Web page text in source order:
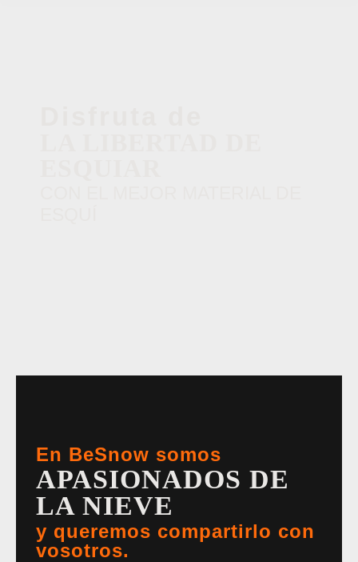
En BeSnow somos
APASIONADOS DE
LA NIEVE
y queremos compartirlo con
vosotros.